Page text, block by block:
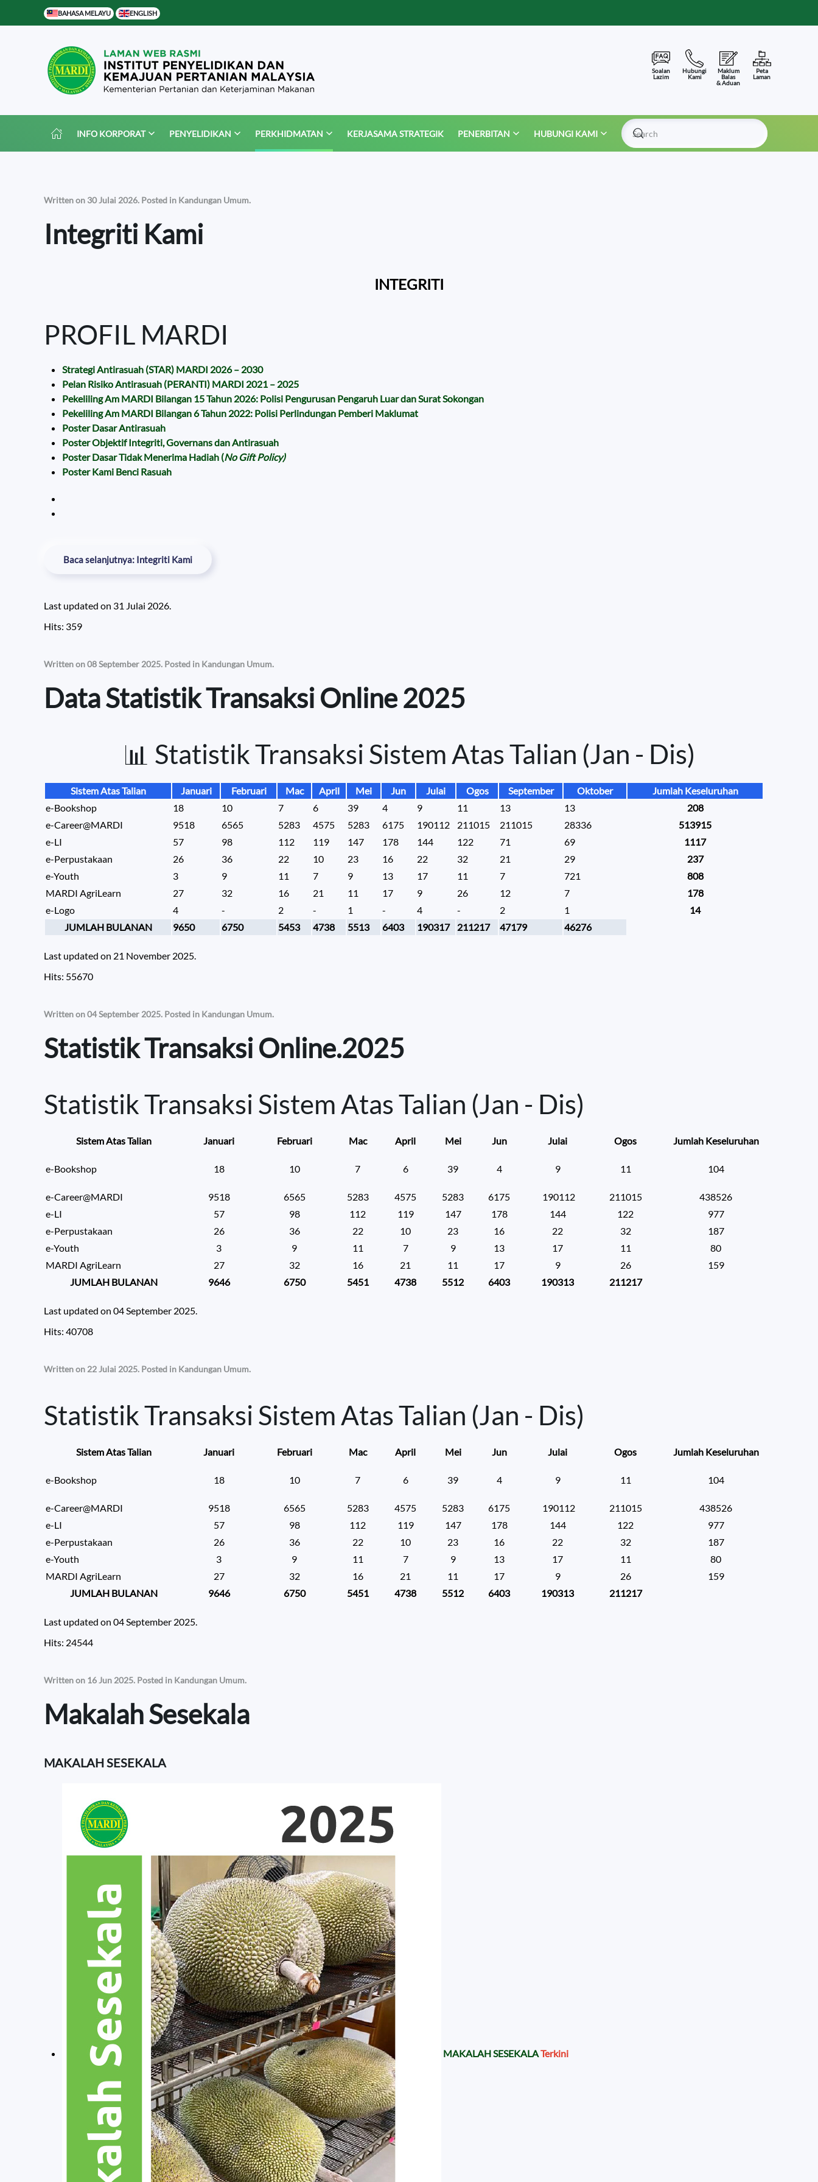
BAHASA MELAYU ENGLISH
Soalan
Lazim
Hubungi
Kami
Maklum
Balas
& Aduan
Peta
Laman
INFO KORPORAT PENYELIDIKAN PERKHIDMATAN KERJASAMA STRATEGIK PENERBITAN
HUBUNGI KAMI
Type 2 or more characters for results.
Written on 30 Julai 2026. Posted in Kandungan Umum.
Integriti Kami
INTEGRITI
PROFIL MARDI
Strategi Antirasuah (STAR) MARDI 2026 – 2030
Pelan Risiko Antirasuah (PERANTI) MARDI 2021 – 2025
Pekeliling Am MARDI Bilangan 15 Tahun 2026: Polisi Pengurusan Pengaruh Luar dan Surat Sokongan
Pekeliling Am MARDI Bilangan 6 Tahun 2022: Polisi Perlindungan Pemberi Maklumat
Poster Dasar Antirasuah
Poster Objektif Integriti, Governans dan Antirasuah
Poster Dasar Tidak Menerima Hadiah (No Gift Policy)
Poster Kami Benci Rasuah
Baca selanjutnya: Integriti Kami
Last updated on 31 Julai 2026.
Hits: 359
Written on08 September 2025. Posted in Kandungan Umum.
Data Statistik Transaksi Online 2025
📊 Statistik Transaksi Sistem Atas Talian (Jan - Dis)
Sistem Atas Talian Januari Februari Mac April Mei Jun Julai Ogos September Oktober
Jumlah Keseluruhan
e-Bookshop
18 10 7 6 39 4 9 11 13 13
208
e-Career@MARDI
9518 6565 5283 4575 5283 6175 190112 211015 211015 28336
513915
e-LI
57 98 112 119 147 178 144 122 71 69
1117
e-Perpustakaan
26 36 22 10 23 16 22 32 21 29
237
e-Youth
3 9 11 7 9 13 17 11 7 721
808
MARDI AgriLearn
27 32 16 21 11 17 9 26 12 7
178
e-Logo
4 - 2 - 1 - 4 - 2 1
14
JUMLAH BULANAN
9650 6750 5453 4738 5513 6403 190317 211217 47179 46276
Last updated on 21 November 2025.
Hits: 55670
Written on04 September 2025. Posted in Kandungan Umum.
Statistik Transaksi Online.2025
Statistik Transaksi Sistem Atas Talian (Jan - Dis)
Sistem Atas Talian Januari Februari Mac April Mei Jun Julai Ogos Jumlah Keseluruhan
e-Bookshop 18 10 7 6 39 4 9 11 104
e-Career@MARDI 9518 6565 5283 4575 5283 6175 190112 211015
438526
e-LI
57 98 112 119 147 178 144 122
977
e-Perpustakaan
26 36 22 10 23 16 22 32
187
e-Youth
3 9 11 7 9 13 17 11
80
MARDI AgriLearn
27 32 16 21 11 17 9 26
159
JUMLAH BULANAN
9646 6750 5451 4738 5512 6403 190313 211217
Last updated on 04 September 2025.
Hits: 40708
Written on22 Julai 2025. Posted in Kandungan Umum.
Statistik Transaksi Sistem Atas Talian (Jan - Dis)
Sistem Atas Talian Januari Februari Mac April Mei Jun Julai Ogos Jumlah Keseluruhan
e-Bookshop 18 10 7 6 39 4 9 11 104
e-Career@MARDI 9518 6565 5283 4575 5283 6175 190112 211015
438526
e-LI
57 98 112 119 147 178 144 122
977
e-Perpustakaan
26 36 22 10 23 16 22 32
187
e-Youth
3 9 11 7 9 13 17 11
80
MARDI AgriLearn
27 32 16 21 11 17 9 26
159
JUMLAH BULANAN
9646 6750 5451 4738 5512 6403 190313 211217
Last updated on 04 September 2025.
Hits: 24544
Written on 16 Jun 2025. Posted in Kandungan Umum.
Makalah Sesekala
MAKALAH SESEKALA
MAKALAH SESEKALATerkini